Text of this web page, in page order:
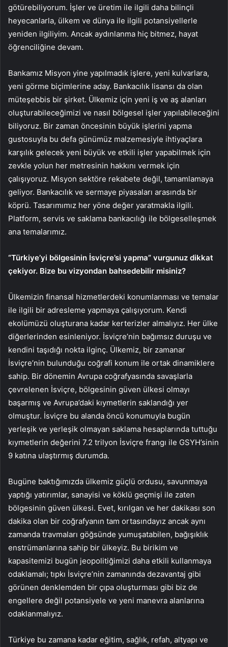
götürebiliyorum. İşler ve üretim ile ilgili daha bilinçli
heyecanlarla, ülkem ve dünya ile ilgili potansiyellerle
yeniden ilgiliyim. Ancak aydınlanma hiç bitmez, hayat
öğrenciliğine devam.
Bankamız Misyon yine yapılmadık işlere, yeni kulvarlara,
yeni görme biçimlerine aday. Bankacılık lisansı da olan
müteşebbis bir şirket. Ülkemiz için yeni iş ve aş alanları
oluşturabileceğimizi ve nasıl bölgesel işler yapılabileceğini
biliyoruz. Bir zaman öncesinin büyük işlerini yapma
gustosuyla bu defa günümüz malzemesiyle ihtiyaçlara
karşılık gelecek yeni büyük ve etkili işler yapabilmek için
zevkle yolun her metresinin hakkını vermek için
çalışıyoruz. Misyon sektöre rekabete değil, tamamlamaya
geliyor. Bankacılık ve sermaye piyasaları arasında bir
köprü. Tasarımımız her yöne değer yaratmakla ilgili.
Platform, servis ve saklama bankacılığı ile bölgeselleşmek
ana temalarımız.
“Türkiye’yi bölgesinin İsviçre’si yapma” vurgunuz dikkat
çekiyor. Bize bu vizyondan bahsedebilir misiniz?
Ülkemizin finansal hizmetlerdeki konumlanması ve temalar
ile ilgili bir adresleme yapmaya çalışıyorum. Kendi
ekolümüzü oluşturana kadar kerterizler almalıyız. Her ülke
diğerlerinden esinleniyor. İsviçre’nin bağımsız duruşu ve
kendini taşıdığı nokta ilginç. Ülkemiz, bir zamanar
İsviçre’nin bulunduğu coğrafi konum ile ortak dinamiklere
sahip. Bir dönemin Avrupa coğrafyasında savaşlarla
çevrelenen İsviçre, bölgesinin güven ülkesi olmayı
başarmış ve Avrupa’daki kıymetlerin saklandığı yer
olmuştur. İsviçre bu alanda öncü konumuyla bugün
yerleşik ve yerleşik olmayan saklama hesaplarında tuttuğu
kıymetlerin değerini 7.2 trilyon İsviçre frangı ile GSYH’sinin
9 katına ulaştırmış durumda.
Bugüne baktığımızda ülkemiz güçlü ordusu, savunmaya
yaptığı yatırımlar, sanayisi ve köklü geçmişi ile zaten
bölgesinin güven ülkesi. Evet, kırılgan ve her dakikası son
dakika olan bir coğrafyanın tam ortasındayız ancak aynı
zamanda travmaları göğsünde yumuşatabilen, bağışıklık
enstrümanlarına sahip bir ülkeyiz. Bu birikim ve
kapasitemizi bugün jeopolitiğimizi daha etkili kullanmaya
odaklamalı; tıpkı İsviçre’nin zamanında dezavantaj gibi
görünen denklemden bir çıpa oluşturması gibi biz de
engellere değil potansiyele ve yeni manevra alanlarına
odaklanmalıyız.
Türkiye bu zamana kadar eğitim, sağlık, refah, altyapı ve